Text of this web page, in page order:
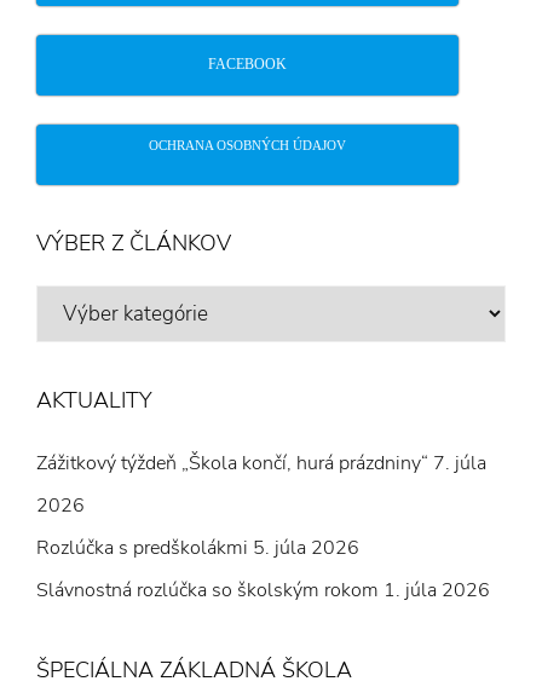
FACEBOOK
OCHRANA OSOBNÝCH ÚDAJOV
VÝBER Z ČLÁNKOV
VÝBER
AKTUALITY
Zážitkový týždeň „Škola končí, hurá prázdniny“ 7. júla
2026
Rozlúčka s predškolákmi 5. júla 2026
Slávnostná rozlúčka so školským rokom 1. júla 2026
ŠPECIÁLNA ZÁKLADNÁ ŠKOLA